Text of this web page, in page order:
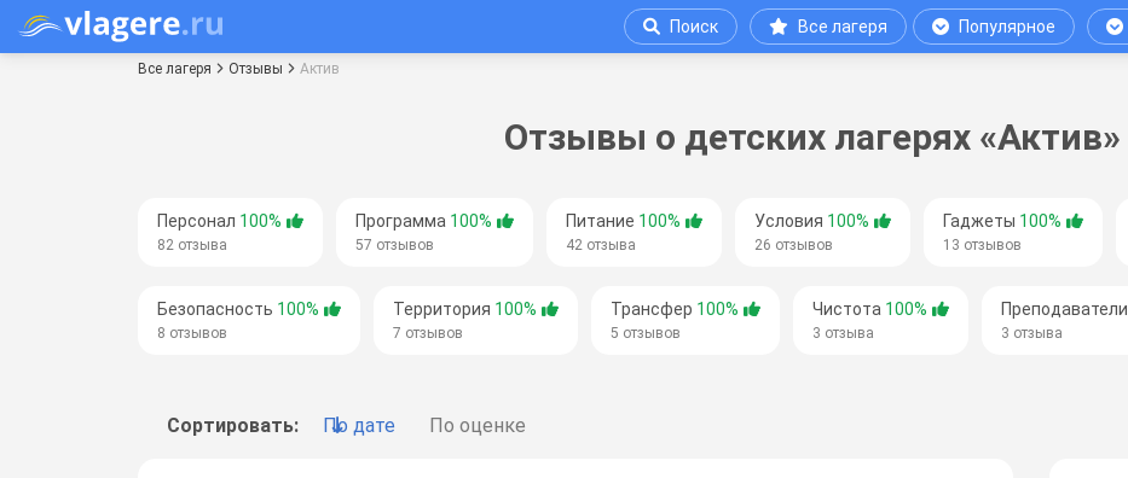
Поиск Все лагеря Популярное
Все лагеря Отзывы Актив
Отзывы о детских лагерях «Актив»
Персонал 100%
82 отзыва
Программа 100%
57 отзывов
Питание 100%
42 отзыва
Условия 100%
26 отзывов
Гаджеты 100%
13 отзывов
Безопасность 100%
8 отзывов
Территория 100%
7 отзывов
Трансфер 100%
5 отзывов
Чистота 100%
3 отзыва
Преподаватели
3 отзыва
Сортировать: По дате По оценке